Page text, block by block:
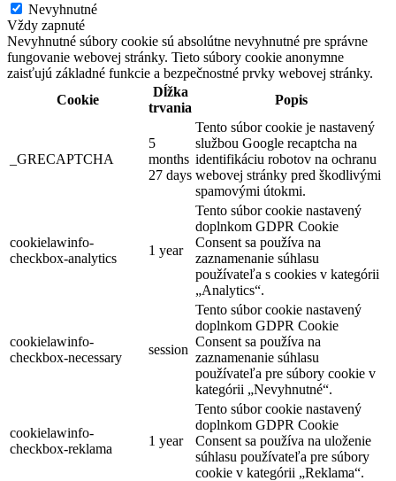
Nevyhnutné
Vždy zapnuté
Nevyhnutné súbory cookie sú absolútne nevyhnutné pre správne
fungovanie webovej stránky. Tieto súbory cookie anonymne
zaisťujú základné funkcie a bezpečnostné prvky webovej stránky.
Cookie
Dĺžka
trvania
Popis
_GRECAPTCHA
5
months
27 days
Tento súbor cookie je nastavený
službou Google recaptcha na
identifikáciu robotov na ochranu
webovej stránky pred škodlivými
spamovými útokmi.
cookielawinfo-
checkbox-analytics
1 year
Tento súbor cookie nastavený
doplnkom GDPR Cookie
Consent sa používa na
zaznamenanie súhlasu
používateľa s cookies v kategórii
„Analytics“.
cookielawinfo-
checkbox-necessary
session
Tento súbor cookie nastavený
doplnkom GDPR Cookie
Consent sa používa na
zaznamenanie súhlasu
používateľa pre súbory cookie v
kategórii „Nevyhnutné“.
cookielawinfo-
checkbox-reklama
1 year
Tento súbor cookie nastavený
doplnkom GDPR Cookie
Consent sa používa na uloženie
súhlasu používateľa pre súbory
cookie v kategórii „Reklama“.